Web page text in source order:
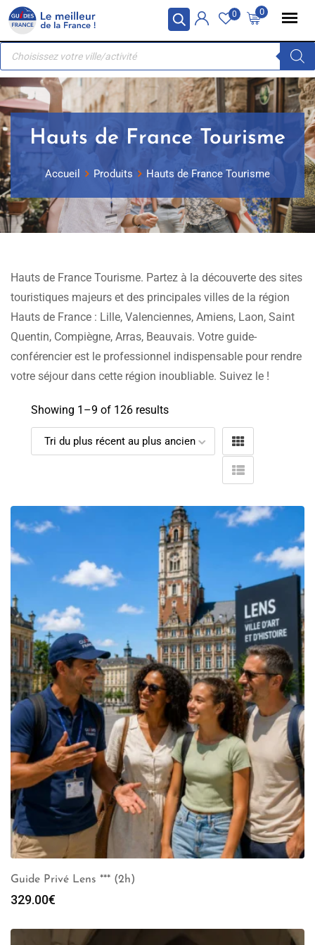
Panneau de gestion des cookies
Skip
content
0
0
Recherche
produits
Hauts de France Tourisme
Accueil Produits Hauts de France Tourisme
Hauts de France Tourisme. Partez à la découverte des sites
touristiques majeurs et des principales villes de la région
Hauts de France : Lille, Valenciennes, Amiens, Laon, Saint
Quentin, Compiègne, Arras, Beauvais. Votre guide-
conférencier est le professionnel indispensable pour rendre
votre séjour dans cette région inoubliable. Suivez le !
Showing 1–9 of 126 results
Guide Privé Lens *** (2h)
329.00€